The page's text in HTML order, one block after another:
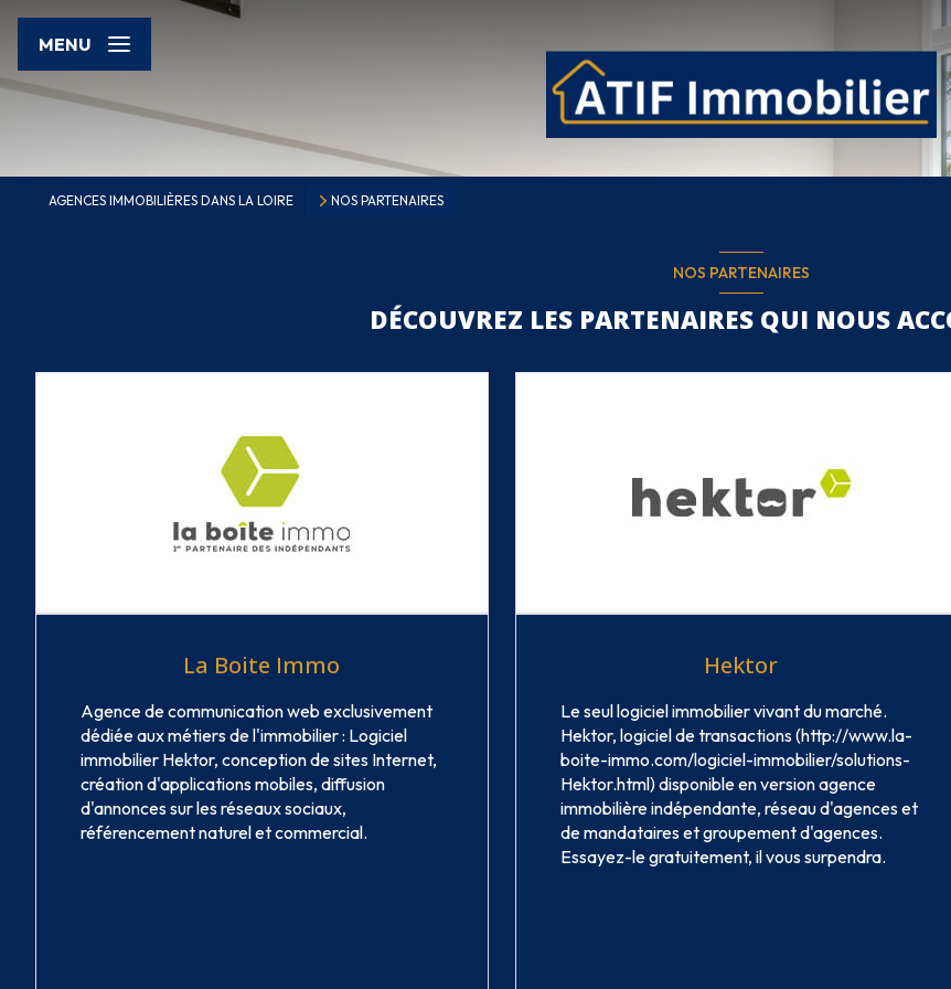
MENU
AGENCES IMMOBILIÈRES DANS LA LOIRE NOS PARTENAIRES
NOS PARTENAIRES
DÉCOUVREZ LES PARTENAIRES QUI NOUS
La Boite Immo
Agence de communication web exclusivement
dédiée aux métiers de l'immobilier : Logiciel
immobilier Hektor, conception de sites Internet,
création d'applications mobiles, diffusion
d'annonces sur les réseaux sociaux,
référencement naturel et commercial.
Hektor
Le seul logiciel immobilier vivant du marché.
Hektor, logiciel de transactions (http://www.la-
boite-immo.com/logiciel-immobilier/solutions-
Hektor.html) disponible en version agence
immobilière indépendante, réseau d'agences et
de mandataires et groupement d'agences.
Essayez-le gratuitement, il vous surpendra.